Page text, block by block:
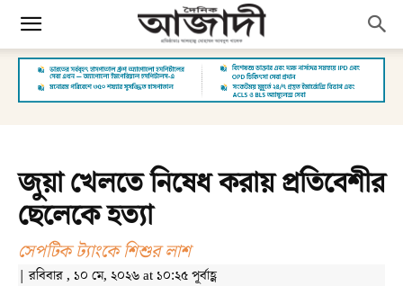
জুয়া খেলতে নিষেধ করায় প্রতিবেশীর
ছেলেকে হত্যা
সেপটিক ট্যাংকে শিশুর লাশ
| রবিবার , ১০ মে, ২০২৬ at ১০:২৫ পূর্বাহ্ণ